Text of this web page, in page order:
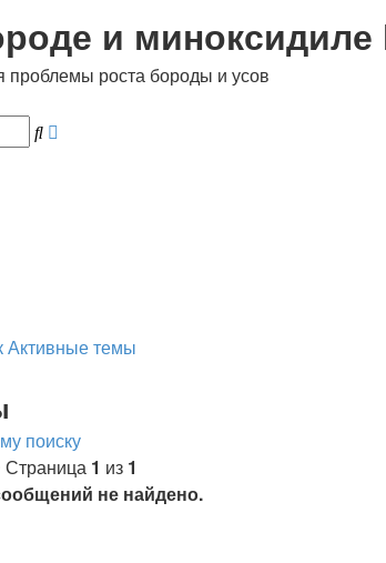
и миноксидиле
роста бороды и усов
Поиск
Активные темы
поиску
Страница 1 из 1
не найдено.